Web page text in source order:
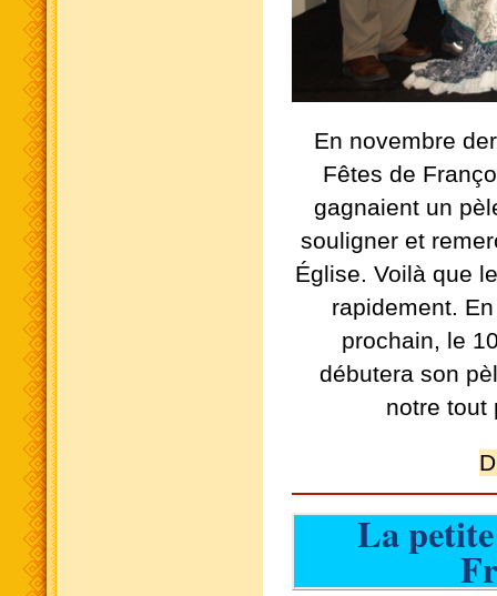
En novembre
Fêtes de
gagnaient un
souligner et
Église. Voilà que
rapidement.
prochain, le
débutera son
notre tout
La